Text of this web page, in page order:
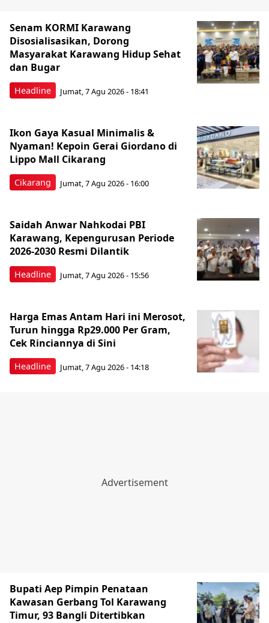
Headline
Senam KORMI Karawang
Disosialisasikan, Dorong
Masyarakat Karawang Hidup Sehat
dan Bugar
Jumat, 7 Agu 2026 - 18:41
Cikarang
Ikon Gaya Kasual Minimalis &
Nyaman! Kepoin Gerai Giordano di
Lippo Mall Cikarang
Jumat, 7 Agu 2026 - 16:00
Headline
Saidah Anwar Nahkodai PBI
Karawang, Kepengurusan Periode
2026-2030 Resmi Dilantik
Jumat, 7 Agu 2026 - 15:56
Headline
Harga Emas Antam Hari ini Merosot,
Turun hingga Rp29.000 Per Gram,
Cek Rinciannya di Sini
Jumat, 7 Agu 2026 - 14:18
Bupati Aep Pimpin Penataan
Kawasan Gerbang Tol Karawang
Timur, 93 Bangli Ditertibkan